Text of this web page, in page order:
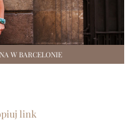
W BARCELONIE
link